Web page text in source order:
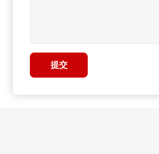
提交